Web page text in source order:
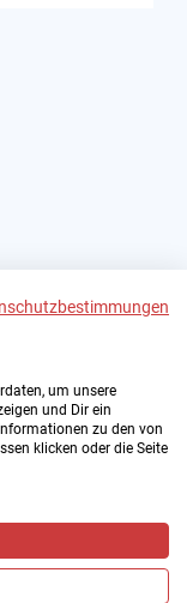
um unsere
und Dir ein
zu den von
klicken oder die Seite
Store GmbH
Sport-
zzgl.
wenn nicht